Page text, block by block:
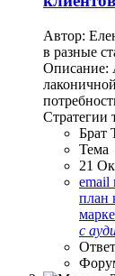
Автор:
в разные
Описание:
Стратегии
Брат
Тема
21
email
план
с